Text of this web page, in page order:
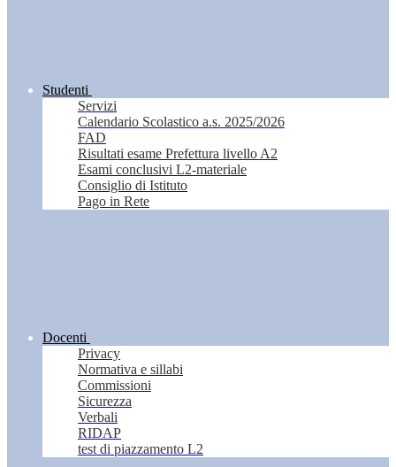
Studenti
Servizi
Calendario Scolastico a.s. 2025/2026
FAD
Risultati esame Prefettura livello A2
Esami conclusivi L2-materiale
Consiglio di Istituto
Pago in Rete
Docenti
Privacy
Normativa e sillabi
Commissioni
Sicurezza
Verbali
RIDAP
test di piazzamento L2